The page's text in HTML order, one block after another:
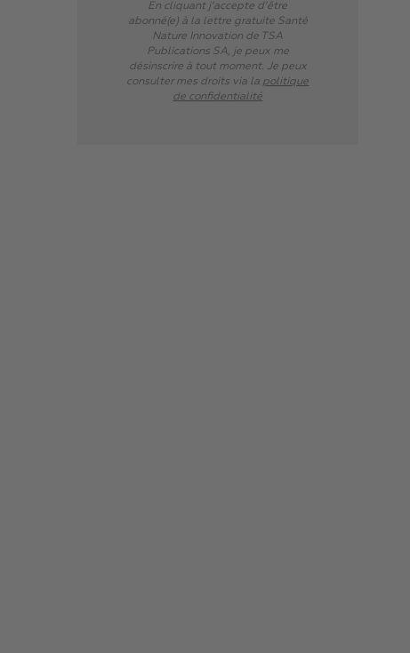
En cliquant j’accepte d’être
abonné(e) à la lettre gratuite Santé
Nature Innovation de TSA
Publications SA, je peux me
désinscrire à tout moment. Je peux
consulter mes droits via la politique
de confidentialité